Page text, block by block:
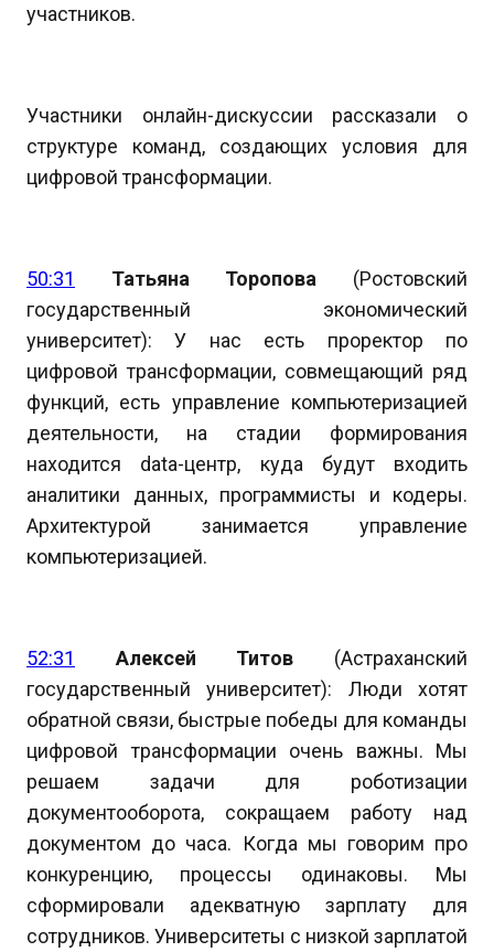
участников.
Участники онлайн-дискуссии рассказали о
структуре команд, создающих условия для
цифровой трансформации.
50:31 Татьяна Торопова (Ростовский
государственный экономический
университет): У нас есть проректор по
цифровой трансформации, совмещающий ряд
функций, есть управление компьютеризацией
деятельности, на стадии формирования
находится data-центр, куда будут входить
аналитики данных, программисты и кодеры.
Архитектурой занимается управление
компьютеризацией.
52:31 Алексей Титов (Астраханский
государственный университет): Люди хотят
обратной связи, быстрые победы для команды
цифровой трансформации очень важны. Мы
решаем задачи для роботизации
документооборота, сокращаем работу над
документом до часа. Когда мы говорим про
конкуренцию, процессы одинаковы. Мы
сформировали адекватную зарплату для
сотрудников. Университеты с низкой зарплатой